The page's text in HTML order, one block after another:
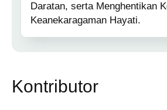
Daratan, serta Menghentikan
Keanekaragaman Hayati.​
Kontributor